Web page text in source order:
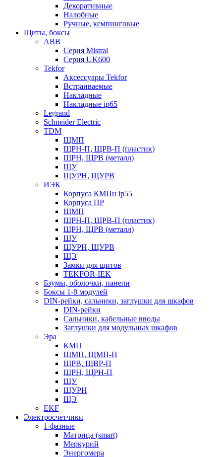
Декоративные
Налобные
Ручные, кемпинговые
Щиты, боксы
ABB
Серия Mistral
Серия UK600
Tekfor
Аксессуары Tekfor
Встраиваемые
Накладные
Накладные ip65
Legrand
Schneider Electric
TDM
ЩМП
ЩРН-П, ЩРВ-П (пластик)
ЩРН, ЩРВ (металл)
ЩУ
ЩУРН, ЩУРВ
ИЭК
Корпуса КМПн ip55
Корпуса ПР
ЩМП
ЩРН-П, ЩРВ-П (пластик)
ЩРН, ЩРВ (металл)
ЩУ
ЩУРН, ЩУРВ
ЩЭ
Замки для щитов
TEKFOR-IEK
Бзумы, оболочки, панели
Боксы 1-8 модулей
DIN-рейки, сальники, заглушки для шкафов
DIN-рейки
Сальники, кабельные вводы
Заглушки для модульных шкафов
Эра
КМП
ЩМП, ЩМП-П
ЩРВ, ЩВР-П
ЩРН, ЩРН-П
ЩУ
ЩУРН
ЩЭ
EKF
Электросчетчики
1-фазные
Матрица (smart)
Меркурий
Энергомера